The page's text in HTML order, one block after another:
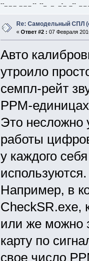
--_ _ _ _ _ _ -- --_ _ _-_ _-- _ _
Re: Самодельный СПЛ
« Ответ #2 : 07 Февраля
Авто
утроило
семпл-рейт
PPM-
Это несложно
работы
у каждого
используются.
Например, в
CheckSR.exe,
или же можно
карту по
свое число